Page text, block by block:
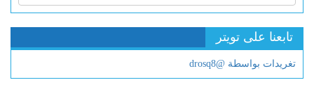
تابعنا على تويتر
تغريدات بواسطة @drosq8